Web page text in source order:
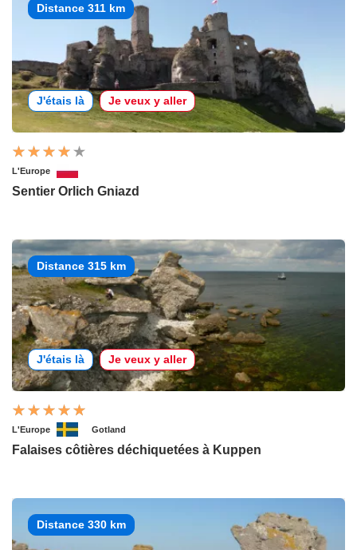
Distance 311 km
J'étais là Je veux y aller
L'Europe
Sentier Orlich Gniazd
Distance 315 km
J'étais là Je veux y aller
L'Europe Gotland
Falaises côtières déchiquetées à Kuppen
Distance 330 km